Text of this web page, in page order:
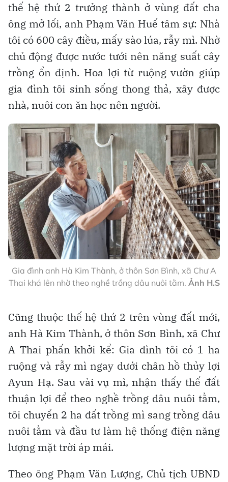
thế hệ thứ 2 trưởng thành ở vùng đất cha
ông mở lối, anh Phạm Văn Huế tâm sự: Nhà
tôi có 600 cây điều, mấy sào lúa, rẫy mì. Nhờ
chủ động được nước tưới nên năng suất cây
trồng ổn định. Hoa lợi từ ruộng vườn giúp
gia đình tôi sinh sống thong thả, xây được
nhà, nuôi con ăn học nên người.
Gia đình anh Hà Kim Thành, ở thôn Sơn Bình, xã Chư A
Thai khá lên nhờ theo nghề trồng dâu nuôi tằm. Ảnh H.S
Cũng thuộc thế hệ thứ 2 trên vùng đất mới,
anh Hà Kim Thành, ở thôn Sơn Bình, xã Chư
A Thai phấn khởi kể: Gia đình tôi có 1 ha
ruộng và rẫy mì ngay dưới chân hồ thủy lợi
Ayun Hạ. Sau vài vụ mì, nhận thấy thế đất
thuận lợi để theo nghề trồng dâu nuôi tằm,
tôi chuyển 2 ha đất trồng mì sang trồng dâu
nuôi tằm và đầu tư làm hệ thống điện năng
lượng mặt trời áp mái.
Theo ông Phạm Văn Lượng, Chủ tịch UBND